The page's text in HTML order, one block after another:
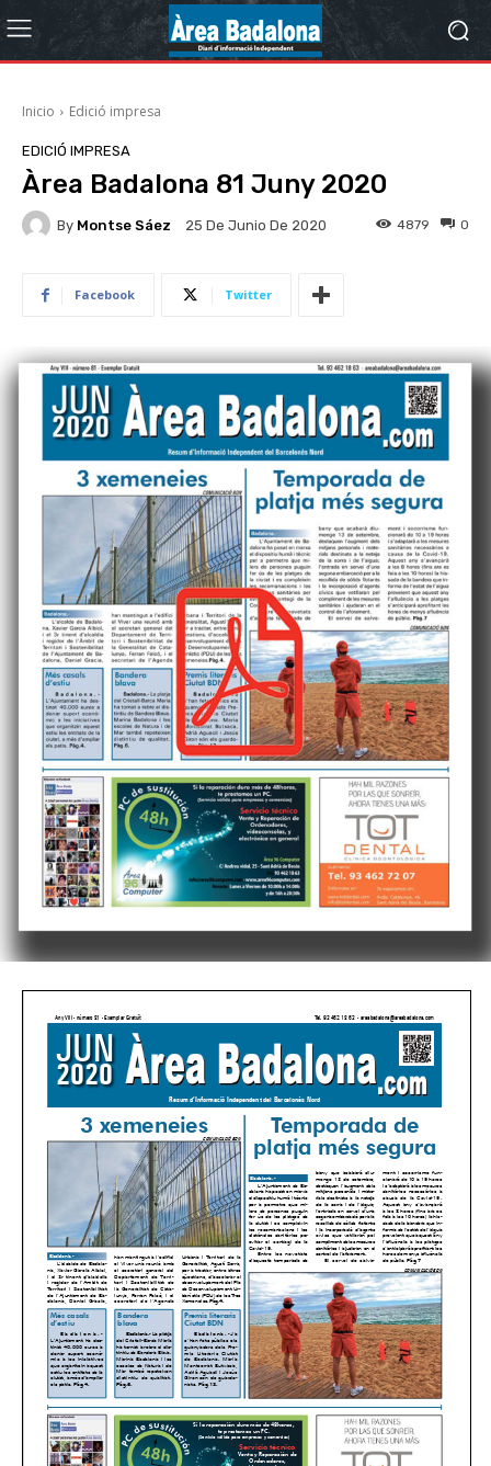
Inicio Edició impresa
EDICIÓ IMPRESA
Àrea Badalona 81 Juny 2020
By Montse Sáez 25 De Junio De 2020 0
4879
Facebook Twitter